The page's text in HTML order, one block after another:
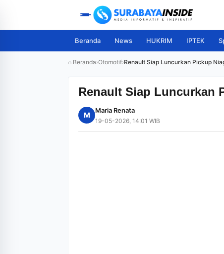
Beranda News HUKRIM IPTEK
⌂ Beranda›Otomotif›Renault Siap Luncurkan Pickup
Renault Siap Luncurkan
M
Maria Renata
19-05-2026, 14:01 WIB